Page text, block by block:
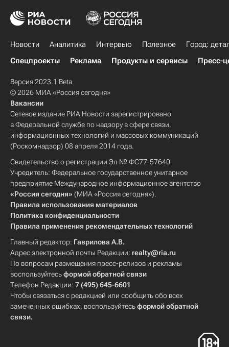
Новости Аналитика Интервью Полезное
Город:
Спецпроекты
Реклама Продукты и сервисы Пресс-
Версия 2023.1 Beta
© 2026 МИА «Россия сегодня»
Вакансии
Сетевое издание РИА Новости зарегистрировано
в Федеральной службе по надзору в сфере связи,
информационных технологий и массовых коммуникаций
(Роскомнадзор) 08 апреля 2014 года.
Свидетельство о регистрации Эл № ФС77-57640
Учредитель: Федеральное государственное унитарное
предприятие Международное информационное агентство
«Россия сегодня» (МИА «Россия сегодня»).
Правила использования материалов
Политика конфиденциальности
Правила применения рекомендательных технологий
Главный редактор: Гаврилова А.В.
Адрес электронной почты Редакции: realty@ria.ru
По вопросам размещения пресс-релизов и рекламы
воспользуйтесьформой обратной связи
Телефон Редакции: 7 (495) 645-6601
Чтобы связаться с редакцией или сообщить обо всех
замеченных ошибках, воспользуйтесьформой обратной
связи.